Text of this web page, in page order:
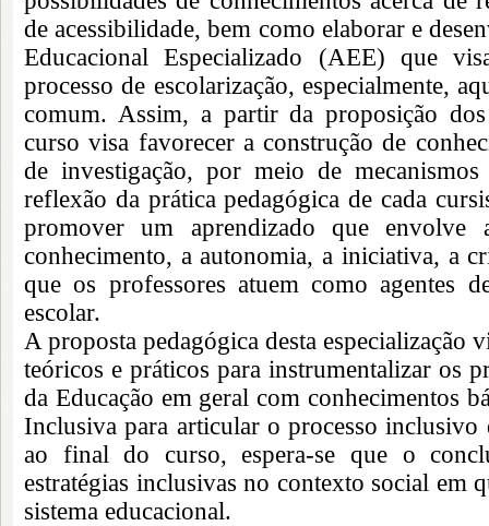
de acessibilidade, bem como elaborar e
Educacional Especializado (AEE) que
processo de escolarização, especialmente,
comum. Assim, a partir da proposição
curso visa favorecer a construção de
de investigação, por meio de
reflexão da prática pedagógica de cada
promover um aprendizado que
conhecimento, a autonomia, a iniciativa, a
que os professores atuem como agentes
escolar.
A proposta pedagógica desta especialização
teóricos e práticos para instrumentalizar os
da Educação em geral com conhecimentos
Inclusiva para articular o processo inclusivo
ao final do curso, espera-se que o
estratégias inclusivas no contexto social em
sistema educacional.